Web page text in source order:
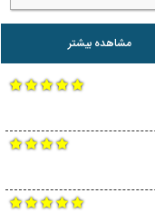
مشاهده بیشتر